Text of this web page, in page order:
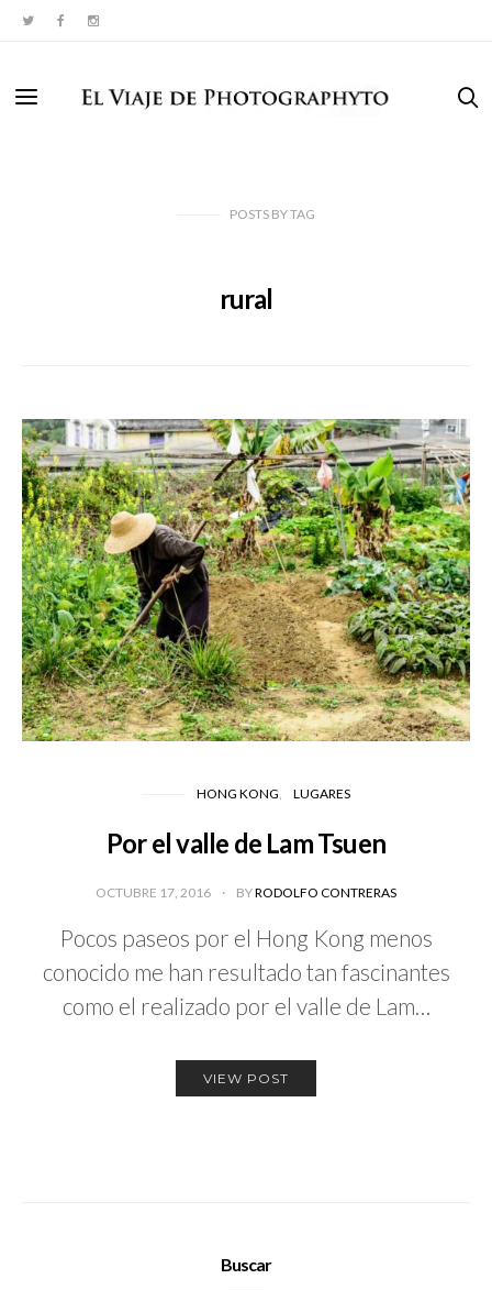
POSTS BYTAG
rural
HONG KONG LUGARES
Por el valle de Lam Tsuen
OCTUBRE 17, 2016 BYRODOLFO CONTRERAS
Pocos paseos por el Hong Kong menos
conocido me han resultado tan fascinantes
como el realizado por el valle de Lam…
VIEW POST
Buscar